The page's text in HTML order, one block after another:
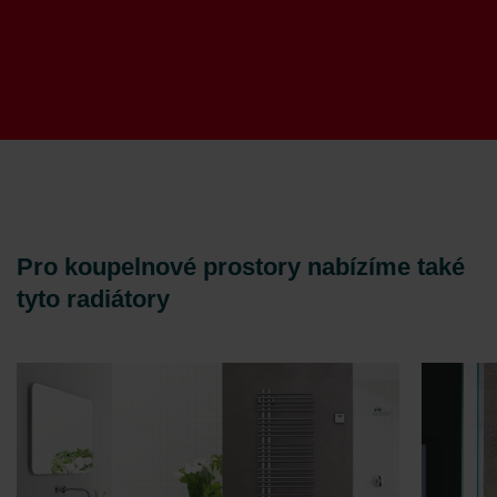
Pro koupelnové prostory nabízíme také
tyto radiátory